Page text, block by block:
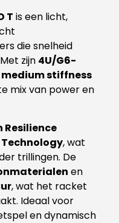
T is een licht,
die snelheid
zijn 4U/G6-
medium stiffness
mix van power en
Resilience
, wat
trillingen. De
en
, wat het racket
Ideaal voor
en dynamisch